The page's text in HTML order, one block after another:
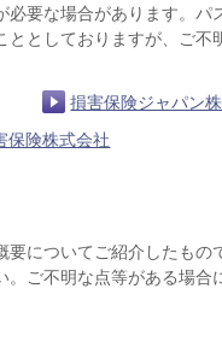
必要な場合があります。
ととしておりますが、ご
損害保険ジャパン
保険株式会社
要についてご紹介したも
。ご不明な点等がある場